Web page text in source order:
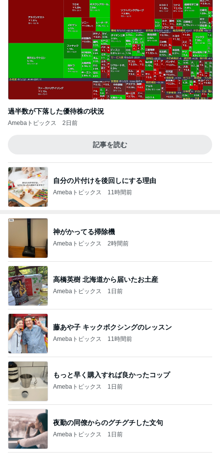
過半数が下落した優待株の状況
Amebaトピックス 2日前
記事を読む
自分の片付けを後回しにする理由
Amebaトピックス 11時間前
神がかってる掃除機
Amebaトピックス 2時間前
高橋英樹 北海道から届いたお土産
Amebaトピックス 1日前
藤あや子 キックボクシングのレッスン
Amebaトピックス 11時間前
もっと早く購入すれば良かったコップ
Amebaトピックス 1日前
夜勤の同僚からのグチグチした文句
Amebaトピックス 1日前